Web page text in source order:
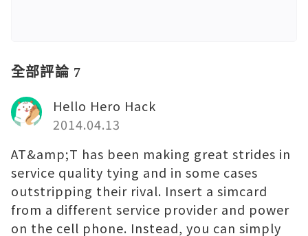
全部評論 7
Hello Hero Hack
2014.04.13
AT&amp;T has been making great strides in
service quality tying and in some cases
outstripping their rival. Insert a simcard
from a different service provider and power
on the cell phone. Instead, you can simply